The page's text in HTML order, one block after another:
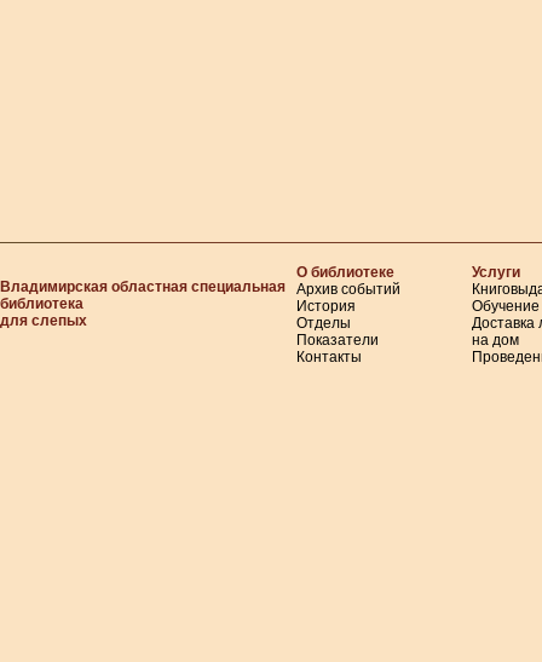
Владимирская областная специальная
библиотека
для слепых
О библиотеке
Архив событий
История
Отделы
Показатели
Контакты
Услуги
Обучение
Доставка
на дом